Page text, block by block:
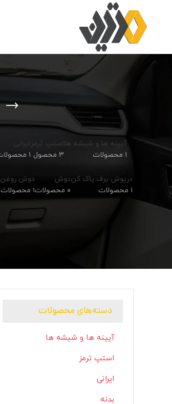
آیینه ها و شیشه ها
۱ محصولات
استپ ترمز
۳ محصول
ایرانی
۱ محصولات
درپوش برف پاک کن
۱ محصولات
دوش
۰ محصولات
دوش روغن
۱ محصولات
دسته‌های محصولات
آیینه ها و شیشه ها
استپ ترمز
ایرانی
بدنه